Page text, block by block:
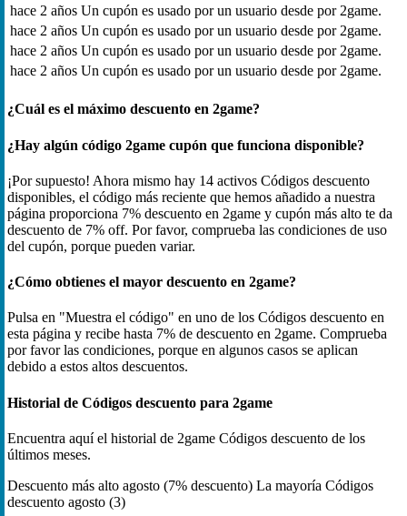
hace 2 años Un cupón es usado por un usuario desde por 2game.
hace 2 años Un cupón es usado por un usuario desde por 2game.
hace 2 años Un cupón es usado por un usuario desde por 2game.
hace 2 años Un cupón es usado por un usuario desde por 2game.
¿Cuál es el máximo descuento en 2game?
¿Hay algún código 2game cupón que funciona disponible?
¡Por supuesto! Ahora mismo hay 14 activos Códigos descuento
disponibles, el código más reciente que hemos añadido a nuestra
página proporciona 7% descuento en 2game y cupón más alto te da
descuento de 7% off. Por favor, comprueba las condiciones de uso
del cupón, porque pueden variar.
¿Cómo obtienes el mayor descuento en 2game?
Pulsa en "Muestra el código" en uno de los Códigos descuento en
esta página y recibe hasta 7% de descuento en 2game. Comprueba
por favor las condiciones, porque en algunos casos se aplican
debido a estos altos descuentos.
Historial de Códigos descuento para 2game
Encuentra aquí el historial de 2game Códigos descuento de los
últimos meses.
Descuento más alto agosto (7% descuento) La mayoría Códigos
descuento agosto (3)